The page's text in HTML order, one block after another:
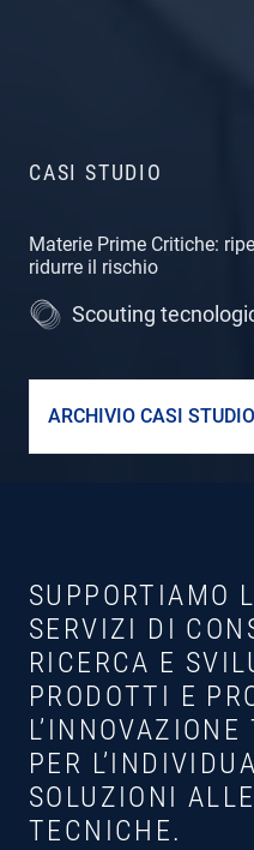
CASI STUDIO
Materie Prime Critiche:
ridurre il rischio
Scouting
ARCHIVIO CASI STUDIO
SUPPORTIAMO
SERVIZI DI
RICERCA E
PRODOTTI E
PER
SOLUZIONI
TECNICHE.